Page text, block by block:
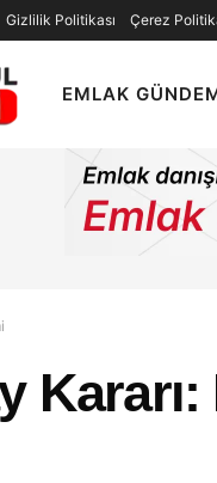
Gizlilik Politikası Çerez
EMLAK